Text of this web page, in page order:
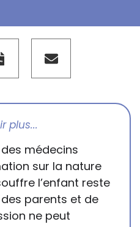
des médecins
sur la nature
l’enfant reste
parents et de
ne peut